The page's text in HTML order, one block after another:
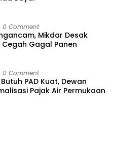
0 Comment
Mikdar Desak
Gagal Panen
0 Comment
PAD Kuat, Dewan
Pajak Air Permukaan